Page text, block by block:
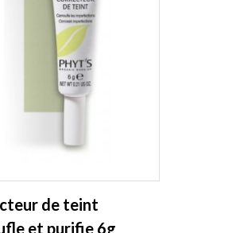
de teint
et purifie 6g